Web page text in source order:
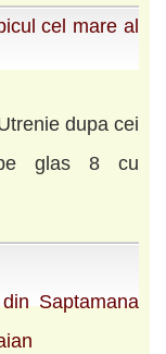
cel mare al
dupa cei
glas 8 cu
Saptamana